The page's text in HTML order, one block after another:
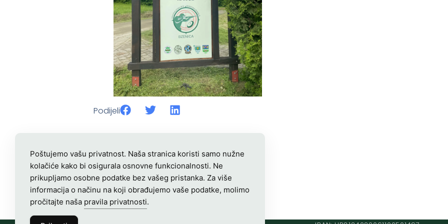
Podijeli
Poštujemo vašu privatnost. Naša stranica koristi samo nužne
kolačiće kako bi osigurala osnovne funkcionalnosti. Ne
prikupljamo osobne podatke bez vašeg pristanka. Za više
informacija o načinu na koji obrađujemo vaše podatke, molimo
pročitajte naša pravila privatnosti.